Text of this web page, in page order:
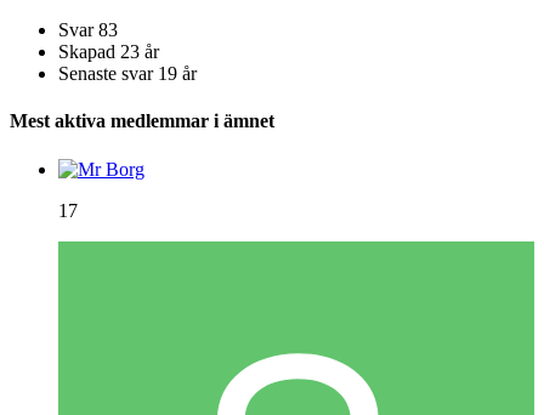
Svar 83
Skapad 23 år
Senaste svar 19 år
Mest aktiva medlemmar i ämnet
17